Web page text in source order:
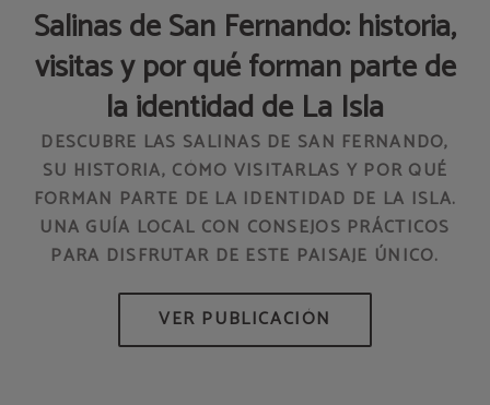
Salinas de San Fernando: historia,
visitas y por qué forman parte de
la identidad de La Isla
DESCUBRE LAS SALINAS DE SAN FERNANDO,
SU HISTORIA, CÓMO VISITARLAS Y POR QUÉ
FORMAN PARTE DE LA IDENTIDAD DE LA ISLA.
UNA GUÍA LOCAL CON CONSEJOS PRÁCTICOS
PARA DISFRUTAR DE ESTE PAISAJE ÚNICO.